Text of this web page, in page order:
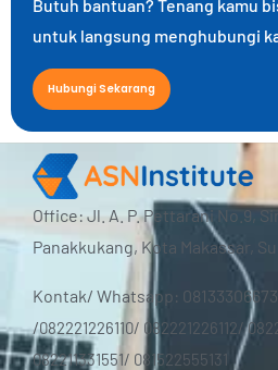
Butuh bantuan? Tenang kamu
untuk langsung menghubungi
Hubungi Sekarang
Office: Jl. A. P. Pettarani No.9,
Panakkukang, Kota Makassar,
Kontak/ Whatsapp:
/082221226110/ 082221226112/
082211331551/ 081522555131